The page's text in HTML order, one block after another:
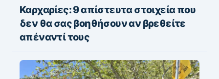
Καρχαρίες: 9 απίστευτα στοιχεία που
δεν θα σας βοηθήσουν αν βρεθείτε
απέναντί τους